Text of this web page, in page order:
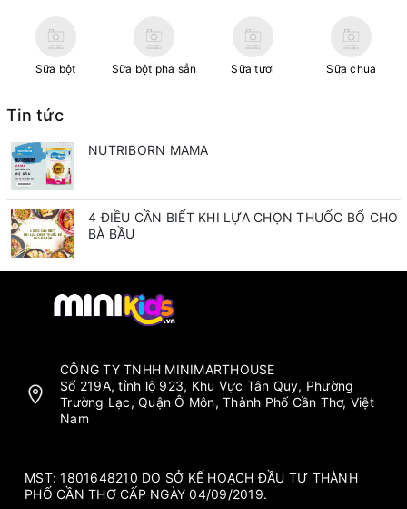
Sữa bột Sữa bột pha sẳn Sữa tươi Sữa chua
Tin tức
NUTRIBORN MAMA
4 ĐIỀU CẦN BIẾT KHI LỰA CHỌN THUỐC BỔ CHO
BÀ BẦU
CÔNG TY TNHH MINIMARTHOUSE
Số 219A, tỉnh lộ 923, Khu Vực Tân Quy, Phường
Trường Lạc, Quận Ô Môn, Thành Phố Cần Thơ, Việt
Nam
MST: 1801648210 DO SỞ KẾ HOẠCH ĐẦU TƯ THÀNH
PHỐ CẦN THƠ CẤP NGÀY 04/09/2019.